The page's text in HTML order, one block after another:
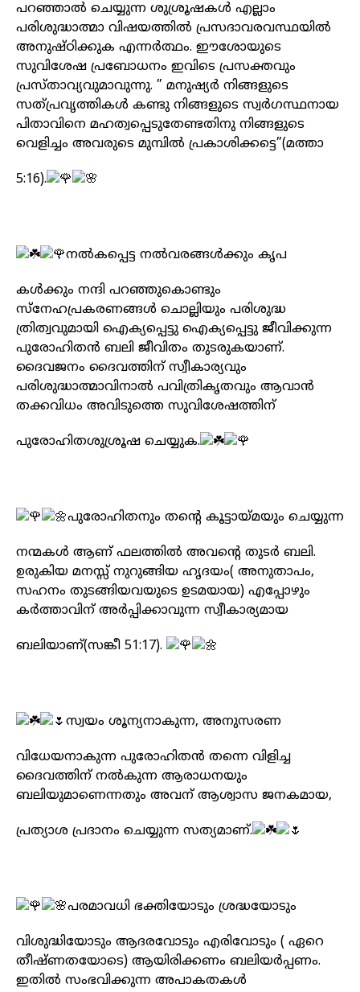
പറഞ്ഞാൽ ചെയ്യുന്ന ശുശ്രൂഷകൾ എല്ലാം
പരിശുദ്ധാത്മാ വിഷയത്തിൽ പ്രസദാവരവസ്ഥയിൽ
അനുഷ്ഠിക്കുക എന്നർത്ഥം. ഈശോയുടെ
സുവിശേഷ പ്രബോധനം ഇവിടെ പ്രസക്തവും
പ്രസ്താവ്യവുമാവുന്നു. ” മനുഷ്യർ നിങ്ങളുടെ
സത്പ്രവൃത്തികൾ കണ്ടു നിങ്ങളുടെ സ്വർഗസ്ഥനായ
പിതാവിനെ മഹത്വപ്പെടുതേണ്ടതിനു നിങ്ങളുടെ
വെളിച്ചം അവരുടെ മുമ്പിൽ പ്രകാശിക്കട്ടെ”(മത്താ
5:16).
നൽകപ്പെട്ട നൽവരങ്ങൾക്കും കൃപ
കൾക്കും നന്ദി പറഞ്ഞുകൊണ്ടും
സ്നേഹപ്രകരണങ്ങൾ ചൊല്ലിയും പരിശുദ്ധ
ത്രിത്വവുമായി ഐക്യപ്പെട്ടു ഐക്യപ്പെട്ടു ജീവിക്കുന്ന
പുരോഹിതൻ ബലി ജീവിതം തുടരുകയാണ്.
ദൈവജനം ദൈവത്തിന് സ്വീകാര്യവും
പരിശുദ്ധാത്മാവിനാൽ പവിത്രികൃതവും ആവാൻ
തക്കവിധം അവിടുത്തെ സുവിശേഷത്തിന്
പുരോഹിതശുശ്രൂഷ ചെയ്യുക.
പുരോഹിതനും തന്റെ കൂട്ടായ്മയും ചെയ്യുന്ന
നന്മകൾ ആണ് ഫലത്തിൽ അവന്റെ തുടർ ബലി.
ഉരുകിയ മനസ്സ് നുറുങ്ങിയ ഹൃദയം( അനുതാപം,
സഹനം തുടങ്ങിയവയുടെ ഉടമയായ) എപ്പോഴും
കർത്താവിന് അർപ്പിക്കാവുന്ന സ്വീകാര്യമായ
ബലിയാണ്(സങ്കീ 51:17).
സ്വയം ശൂന്യനാകുന്ന, അനുസരണ
വിധേയനാകുന്ന പുരോഹിതൻ തന്നെ വിളിച്ച
ദൈവത്തിന് നൽകുന്ന ആരാധനയും
ബലിയുമാണെന്നതും അവന് ആശ്വാസ ജനകമായ,
പ്രത്യാശ പ്രദാനം ചെയ്യുന്ന സത്യമാണ്.
പരമാവധി ഭക്തിയോടും ശ്രദ്ധയോടും
വിശുദ്ധിയോടും ആദരവോടും എരിവോടും ( ഏറെ
തീഷ്ണതയോടെ) ആയിരിക്കണം ബലിയർപ്പണം.
ഇതിൽ സംഭവിക്കുന്ന അപാകതകൾ